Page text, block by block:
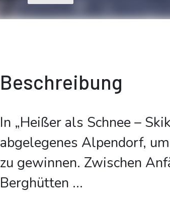
Beschreibung
In „Heißer als Schnee –
abgelegenes Alpendorf,
zu gewinnen. Zwischen
Berghütten ...